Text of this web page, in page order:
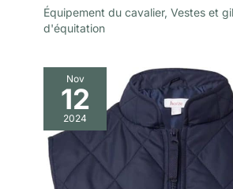
Équipement du cavalier, Vestes et
d'équitation
Nov
12
2024